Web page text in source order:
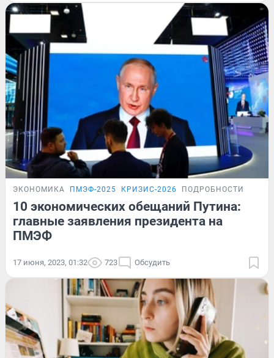
ЭКОНОМИКА ПМЭФ-2025 КРИЗИС-2026 ПОДРОБНОСТИ
10 экономических обещаний Путина:
главные заявления президента на
ПМЭФ
17 июня, 2023, 01:32 723 Обсудить